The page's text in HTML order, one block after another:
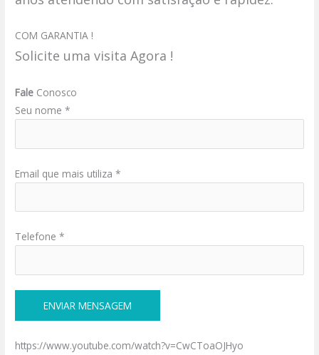
COM GARANTIA !
Solicite uma visita Agora !
Fale Conosco
Seu nome *
Email que mais utiliza *
Telefone *
https://www.youtube.com/watch?v=CwCToaOJHyo